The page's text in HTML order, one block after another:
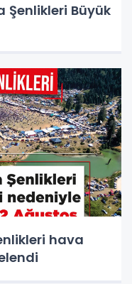
Şenlikleri Büyük
hava